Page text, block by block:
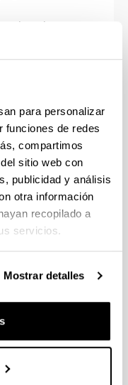
para personalizar
funciones de redes
compartimos
sitio web con
publicidad y análisis
otra información
recopilado a
servicios.
Mostrar detalles
a la
por la prestación
(personas
víctimas de
u otras, con
la Orden de
resguardo de
comportamiento
y becas